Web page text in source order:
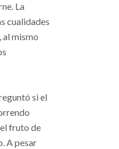
La
cualidades
al mismo
si el
fruto de
A pesar